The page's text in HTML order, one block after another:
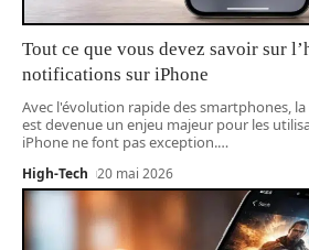
Tout ce que vous devez savoir sur
notifications sur iPhone
Avec l'évolution rapide des smartphones,
est devenue un enjeu majeur pour les
iPhone ne font pas exception.…
High-Tech 20 mai 2026